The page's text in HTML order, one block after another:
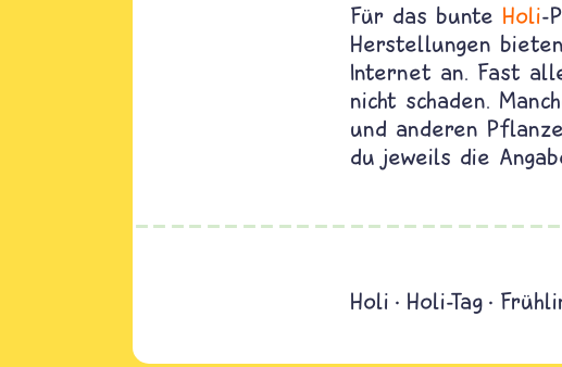
Für das bunte Holi-
Herstellungen
Internet an. Fast
nicht schaden.
und anderen
du jeweils die
Holi Holi-Tag